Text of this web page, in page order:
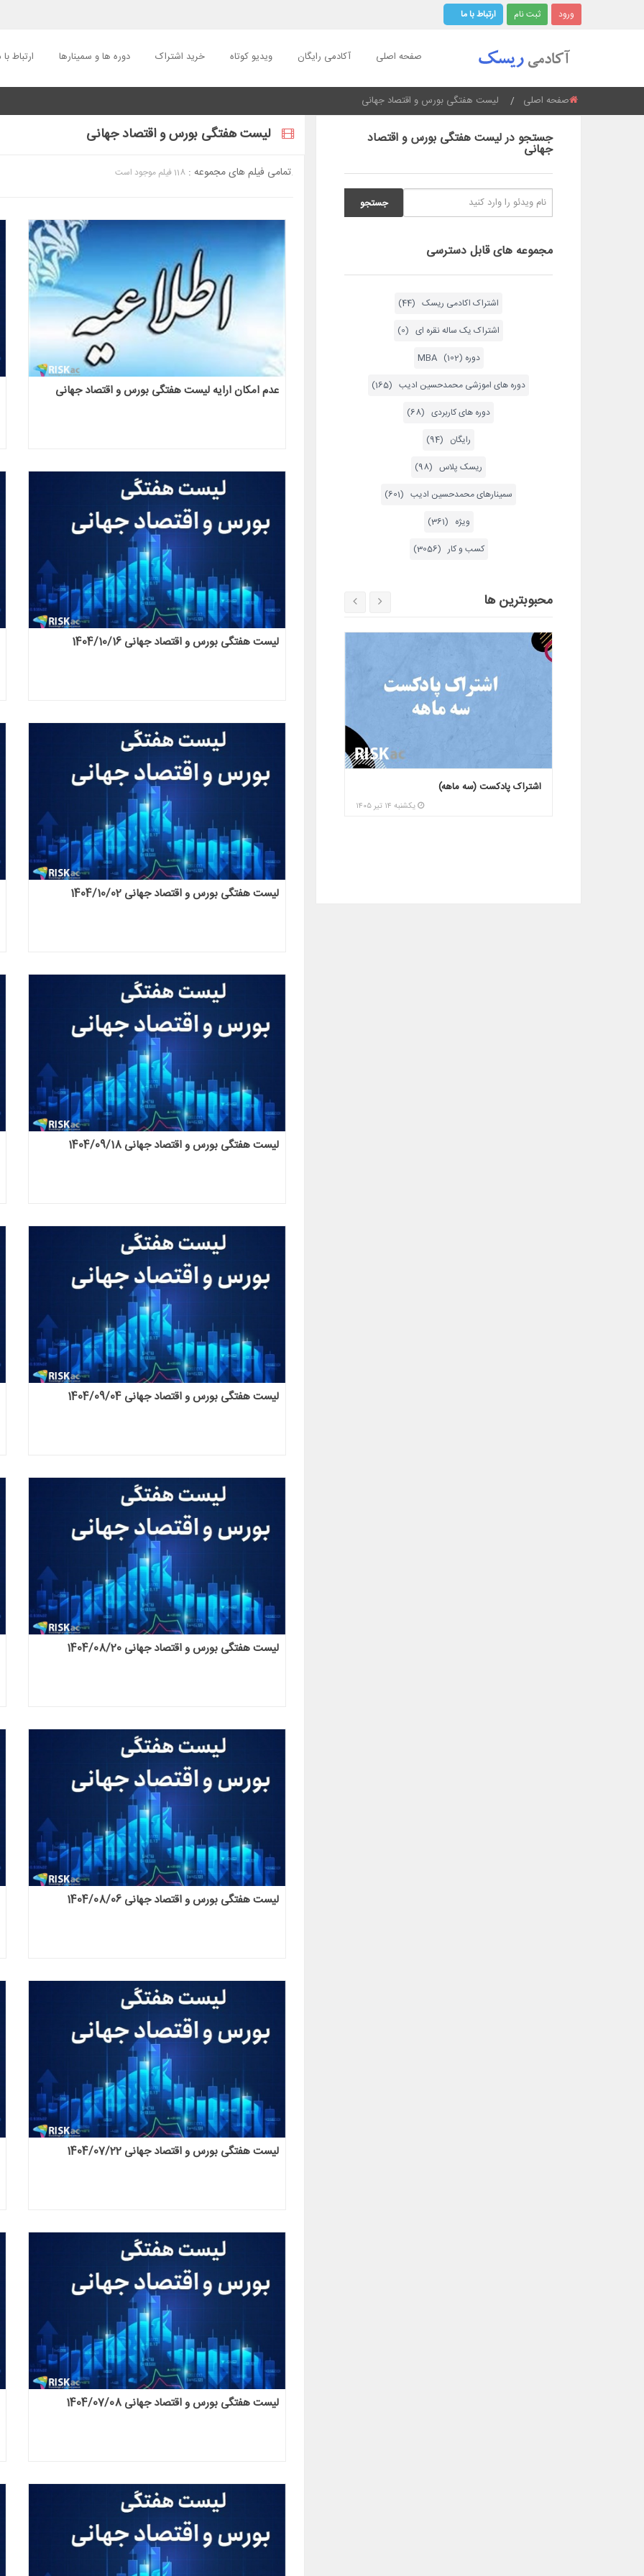
ورود ثبت نام ارتباط با ما
صفحه اصلی آکادمی رایگان ویدیو کوتاه خرید اشتراک دوره ها و سمینارها ارتباط با
اینجایید:
لیست هفتگی بورس و اقتصاد جهانی صفحه اصلی
لیست هفتگی بورس و اقتصاد جهانی
تمامی فیلم های مجموعه :118 فیلم موجود است.
عدم امکان ارایه لیست هفتگی بورس و اقتصاد جهانی
لیست هفتگی بورس و اقتصاد جهانی 1404/10/16
لیست هفتگی بورس و اقتصاد جهانی 1404/10/02
لیست هفتگی بورس و اقتصاد جهانی 1404/09/18
لیست هفتگی بورس و اقتصاد جهانی 1404/09/04
لیست هفتگی بورس و اقتصاد جهانی 1404/08/20
لیست هفتگی بورس و اقتصاد جهانی 1404/08/06
لیست هفتگی بورس و اقتصاد جهانی 1404/07/22
لیست هفتگی بورس و اقتصاد جهانی 1404/07/08
جستجو در لیست هفتگی بورس و اقتصاد
جهانی
مجموعه های قابل دسترسی
اشتراک اکادمی ریسک (44)
اشتراک یک ساله نقره ای (0)
دوره MBA (102)
دوره های اموزشی محمدحسین ادیب (165)
دوره های کاربردی (68)
رایگان (94)
ریسک پلاس (98)
سمینارهای محمدحسین ادیب (601)
ویژه (361)
کسب و کار (3056)
محبوبترین ها
اشتراک پادکست (سه ماهه)
يکشنبه ۱۴ تير ۱۴۰۵
دوره پیش بینی تغییرات ژئوپولتیک و خاورمیانه
پنجشنبه ۲۸ خرداد ۱۴۰۵
دوره پیش بینی تغییرات
در سال 1400(رایگان)